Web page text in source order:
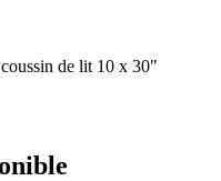
de lit 10 x 30"